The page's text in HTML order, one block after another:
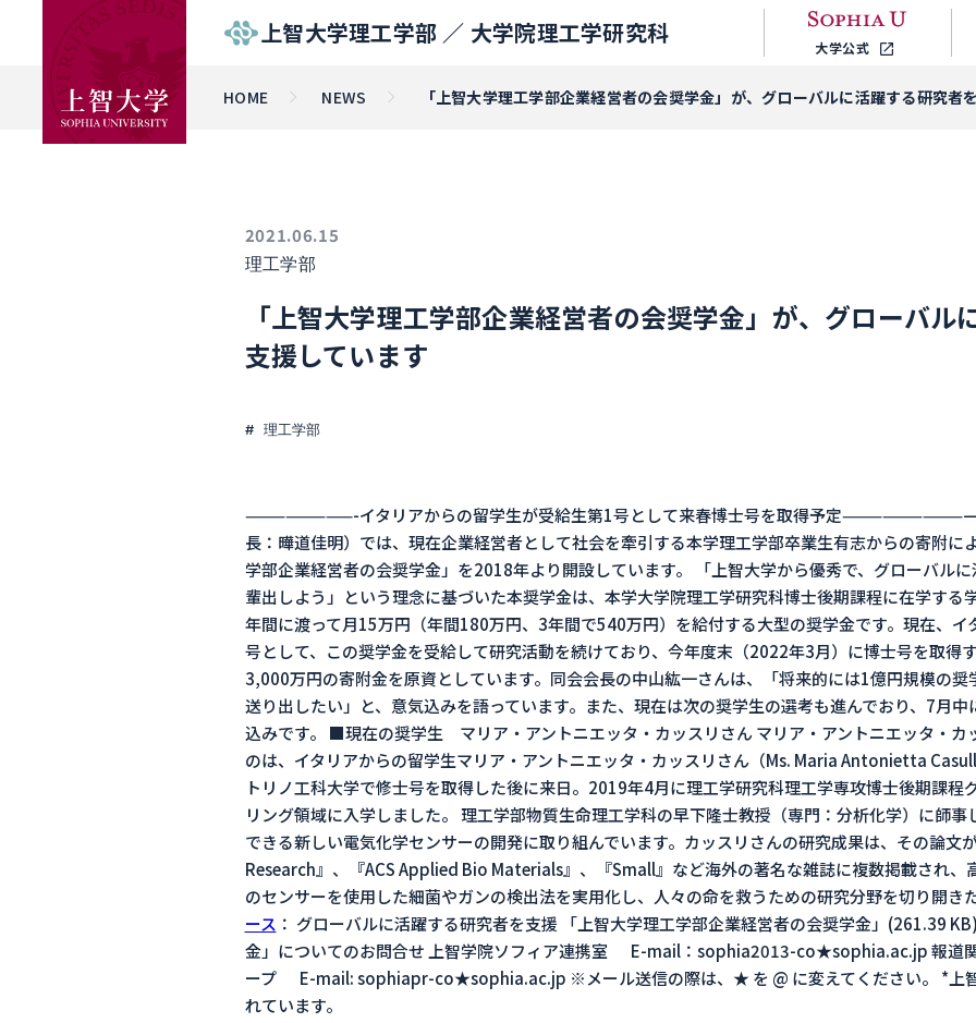
上智大学理工学部 ／ 大学院理工学研究科 大学公式
HOME NEWS 「上智大学理工学部企業経営者の会奨学金」が、グローバルに活躍する研究者
2021.06.15
理工学部
「上智大学理工学部企業経営者の会奨学金」が、グローバル
支援しています
理工学部
————————-イタリアからの留学生が受給生第1号として来春博士号を取得予定——————————-
長：曄道佳明）では、現在企業経営者として社会を牽引する本学理工学部卒業生有志からの寄附に
学部企業経営者の会奨学金」を2018年より開設しています。 「上智大学から優秀で、グローバル
輩出しよう」という理念に基づいた本奨学金は、本学大学院理工学研究科博士後期課程に在学する
年間に渡って月15万円（年間180万円、3年間で540万円）を給付する大型の奨学金です。現在、イ
号として、この奨学金を受給して研究活動を続けており、今年度末（2022年3月）に博士号を取得
3,000万円の寄附金を原資としています。同会会長の中山紘一さんは、「将来的には1億円規模の奨
送り出したい」と、意気込みを語っています。また、現在は次の奨学生の選考も進んでおり、7月
込みです。 ■現在の奨学生 マリア・アントニエッタ・カッスリさん マリア・アントニエッタ・カ
のは、イタリアからの留学生マリア・アントニエッタ・カッスリさん（Ms. Maria Antonietta
トリノ工科大学で修士号を取得した後に来日。2019年4月に理工学研究科理工学専攻博士後期課程
リング領域に入学しました。 理工学部物質生命理工学科の早下隆士教授（専門：分析化学）に師
できる新しい電気化学センサーの開発に取り組んでいます。カッスリさんの研究成果は、その論
Research』、『ACS Applied Bio Materials』、『Small』など海外の著名な雑誌に複数掲載され、
のセンサーを使用した細菌やガンの検出法を実用化し、人々の命を救うための研究分野を切り開き
ース ： グローバルに活躍する研究者を支援 「上智大学理工学部企業経営者の会奨学金」(261.39
金」についてのお問合せ 上智学院ソフィア連携室 E-mail：sophia2013-co★sophia.ac.jp 報道
ープ E-mail: sophiapr-co★sophia.ac.jp ※メール送信の際は、★ を @ に変えてください。 *上智
れています。